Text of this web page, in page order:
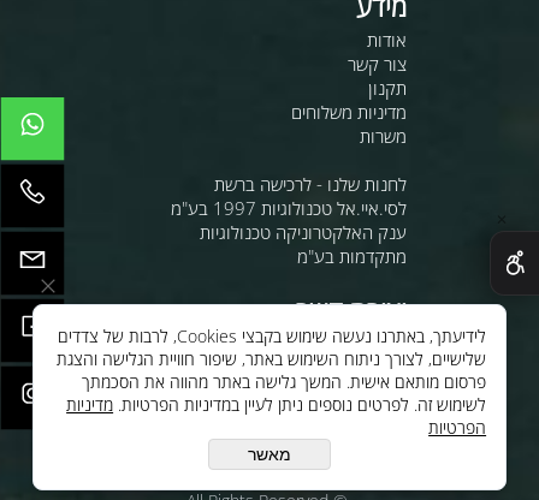
אודות
צור קשר
תקנון
מדיניות משלוחים
משרות
לחנות שלנו - לרכישה ברשת
לסי.איי.אל טכנולוגיות 1997 בע"מ
ענק האלקטרוניקה טכנולוגיות
מתקדמות בע"מ
יצירת קשר
oc@cilgroup.co.il
08-9330799
עקבו אחינו ברשת:
לידיעתך, באתרנו נעשה שימוש בקבצי Cookies, לרבות של צדדים
שלישיים, לצורך ניתוח השימוש באתר, שיפור חוויית הגלישה והצגת
פרסום מותאם אישית. המשך גלישה באתר מהווה את הסכמתך
לשימוש זה. לפרטים נוספים ניתן לעיין במדיניות הפרטיות. מדיניות
הפרטיות
מאשר